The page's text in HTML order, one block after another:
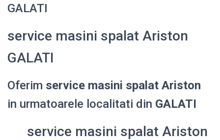
GALATI
service masini spalat Ariston
GALATI
Oferim service masini spalat Ariston
in urmatoarele localitati din GALATI
service masini spalat Ariston